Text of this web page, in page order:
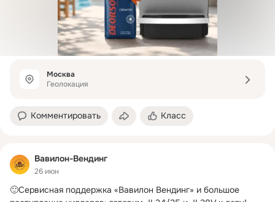
Москва
Геолокация
Комментировать Класс
Вавилон-Вендинг
26 июн
🙂Сервисная поддержка «Вавилон Вендинг» и большое